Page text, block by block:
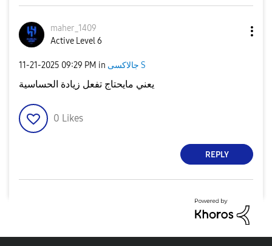
maher_1409
Active Level 6
‎11-21-2025 09:29 PM in جالاكسى S
يعني مايحتاج تفعل زيادة الحساسية
0 Likes
REPLY